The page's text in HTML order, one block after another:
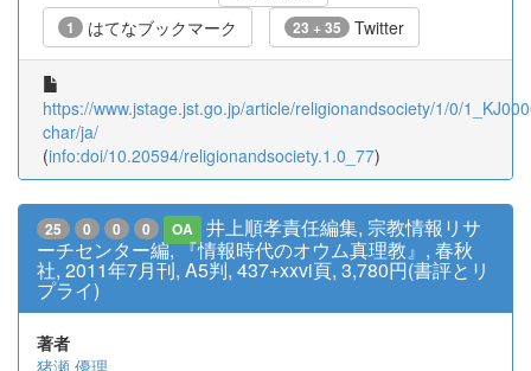
1 はてなブックマーク 23 + 35 Twitter
https://www.jstage.jst.go.jp/article/religionandsociety/1/0/
char/ja/
(info:doi/10.20594/religionandsociety.1.0_77)
25 0 0 0 OA
井上順孝責任編集, 宗教情報リサ
ーチセンター編, 『情報時代のオウム真理教』, 春秋
社, 2011年7月刊, A5判, 437+xxvi頁, 3,780円(書評とリ
プライ)
著者
猪瀬 優理